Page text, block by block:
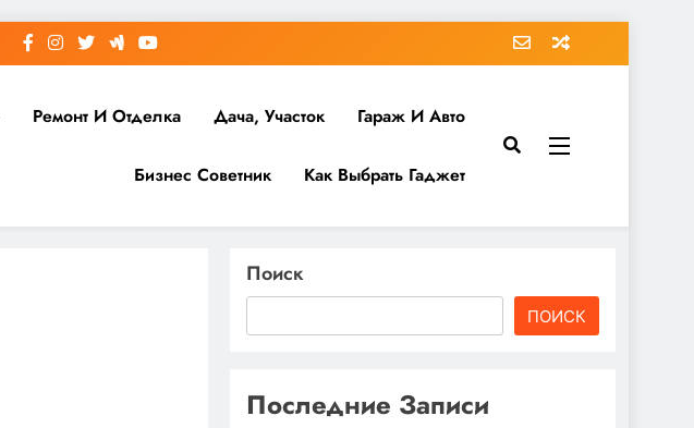
Ремонт И Отделка Дача, Участок Гараж И Авто
Бизнес Советник Как Выбрать Гаджет
Поиск
ПОИСК
Последние Записи